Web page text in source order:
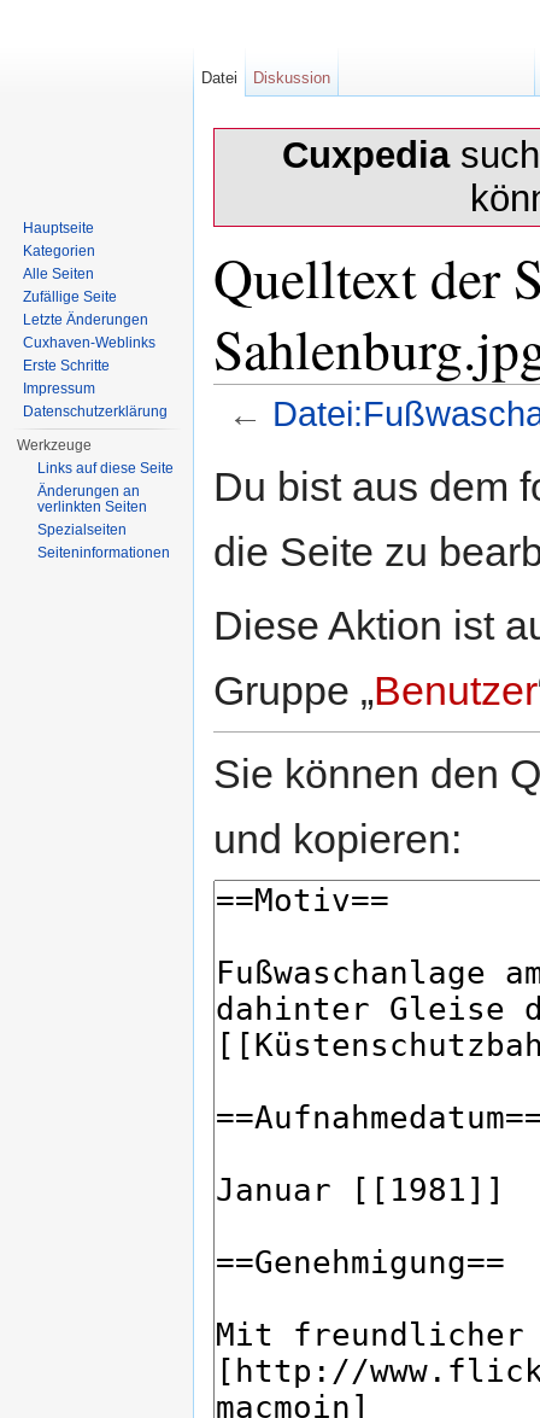
Cuxpedia
Quelltext der
←
Du bist aus dem
die Seite zu
Diese Aktion ist
Gruppe „Benutzer
Sie können den
und kopieren:
Datei Diskussion
Hauptseite
Kategorien
Alle Seiten
Zufällige Seite
Letzte Änderungen
Cuxhaven-Weblinks
Erste Schritte
Impressum
Datenschutzerklärung
Werkzeuge
Links auf diese Seite
Änderungen an
verlinkten Seiten
Spezialseiten
Seiten­informationen